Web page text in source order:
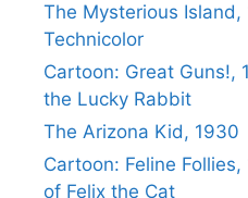
The Mysterious
Technicolor
Cartoon: Great Guns!,
the Lucky Rabbit
The Arizona Kid, 1930
Cartoon: Feline
of Felix the Cat